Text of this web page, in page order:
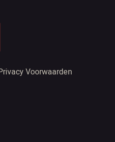
Voorwaarden